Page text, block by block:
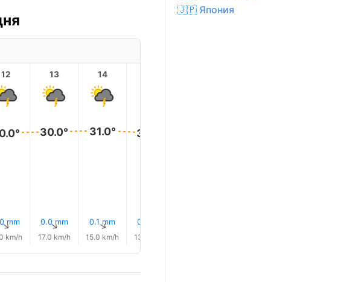
12
mm
↑
km/h
13
30.0°
0.0 mm
↑
17.0 km/h
14
31.0°
0.1 mm
↑
15.0 km/h
30.0°
0.3 mm
13.0 km/h
🇯🇵 Япония